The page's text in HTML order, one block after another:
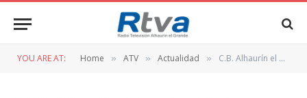
YOU ARE AT: Home » ATV » Actualidad » C.B. Alhaurín el Grande – C.B. Los Olivos